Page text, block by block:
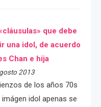
que debe
una idol, de acuerdo
Chan e hija
2013
de los años 70s
imágen idol apenas se